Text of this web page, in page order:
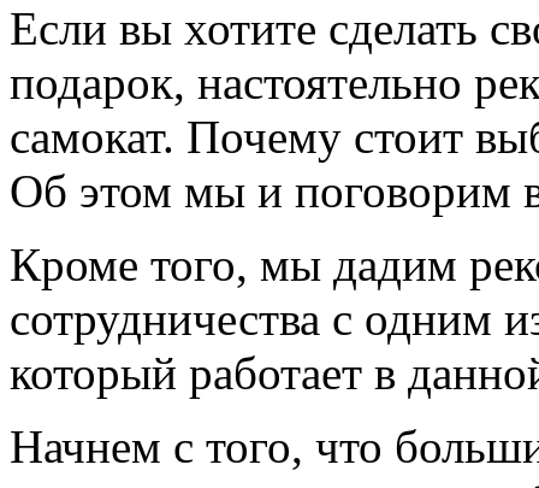
Если вы хотите сделать
подарок, настоятельно
самокат. Почему стоит
Об этом мы и поговорим
Кроме того, мы дадим
сотрудничества с одним
который работает в
Начнем с того, что